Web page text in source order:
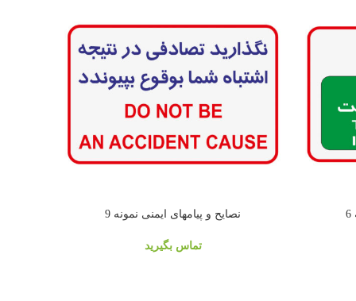
نصایح و پیامهای ایمنی نمونه 9
تماس بگیرید